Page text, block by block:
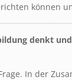
können
denkt
In der